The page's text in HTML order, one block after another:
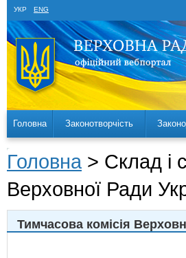
УКР ENG
Головна Законотворчість
Головна > Склад і
Верховної Ради
Тимчасова комісія